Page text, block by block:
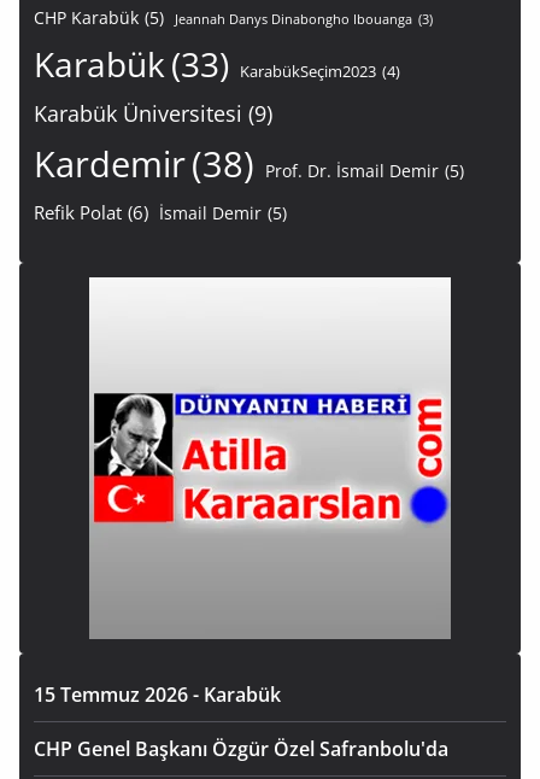
CHP Karabük (5) Jeannah Danys Dinabongho Ibouanga (3)
Karabük(33) KarabükSeçim2023 (4)
Karabük Üniversitesi (9)
Kardemir(38) Prof. Dr. İsmail Demir (5)
Refik Polat (6) İsmail Demir (5)
15 Temmuz 2026 - Karabük
CHP Genel Başkanı Özgür Özel Safranbolu'da